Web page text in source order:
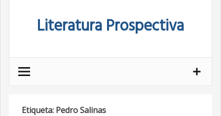
Literatura Prospectiva
Etiqueta: Pedro Salinas